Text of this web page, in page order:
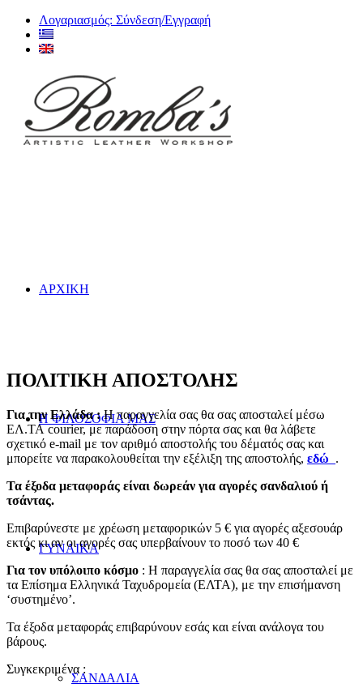
Λογαριασμός: Σύνδεση/Εγγραφή
ΑΡΧΙΚΗ
Η ΦΙΛΟΣΟΦΙΑ ΜΑΣ
ΓΥΝΑΙΚΑ
ΣΑΝΔΑΛΙΑ
ΠΟΛΙΤΙΚΗ ΑΠΟΣΤΟΛΗΣ
Για την Ελλάδα :Η παραγγελία σας θα σας αποσταλεί μέσω
ΕΛ.ΤΑ courier, με παράδοση στην πόρτα σας και θα λάβετε
σχετικό e-mail με τον αριθμό αποστολής του δέματός σας και
μπορείτε να παρακολουθείται την εξέλιξη της αποστολής, εδώ .
Τα έξοδα μεταφοράς είναι δωρεάν για αγορές σανδαλιού ή
τσάντας.
Επιβαρύνεστε με χρέωση μεταφορικών 5 € για αγορές αξεσουάρ
εκτός κι αν οι αγορές σας υπερβαίνουν το ποσό των 40 €
Για τον υπόλοιπο κόσμο : Η παραγγελία σας θα σας αποσταλεί με
τα Επίσημα Ελληνικά Ταχυδρομεία (ΕΛΤΑ), με την επισήμανση
‘συστημένο’.
Τα έξοδα μεταφοράς επιβαρύνουν εσάς και είναι ανάλογα του
βάρους.
Συγκεκριμένα :